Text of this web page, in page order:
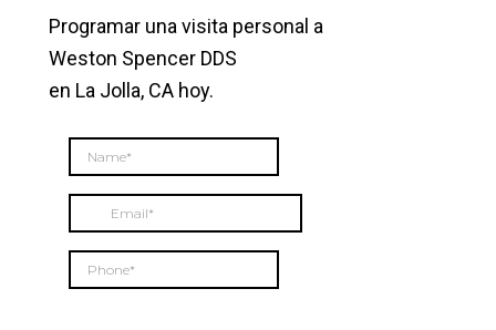
Programar una visita personal a
Weston Spencer DDS
en La Jolla, CA hoy.